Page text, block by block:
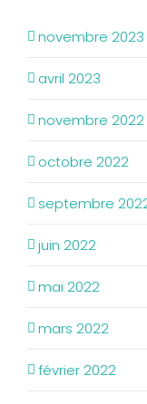
novembre 2023
avril 2023
novembre 2022
octobre 2022
septembre
juin 2022
mai 2022
mars 2022
février 2022